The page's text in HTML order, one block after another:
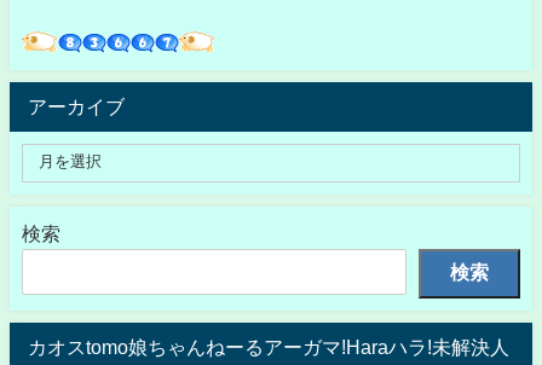
アーカイブ
検索
検索
カオスtomo娘ちゃんねーるアーガマ!Haraハラ!未解決人